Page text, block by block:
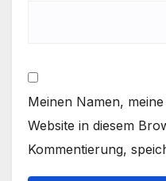
Meinen Namen,
Website in diesem
Kommentierung,